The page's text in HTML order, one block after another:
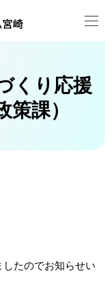
くり応援
課）
たのでお知らせい